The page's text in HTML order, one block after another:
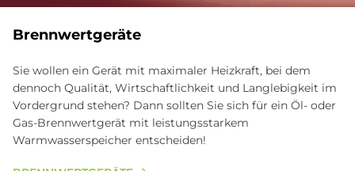
Brenn­wert­ge­räte
Sie wollen ein Gerät mit maximaler Heizkraft, bei dem
dennoch Qualität, Wirtschaftlichkeit und Langlebigkeit im
Vordergrund stehen? Dann sollten Sie sich für ein Öl- oder
Gas-Brennwertgerät mit leistungsstarkem
Warmwasserspeicher entscheiden!